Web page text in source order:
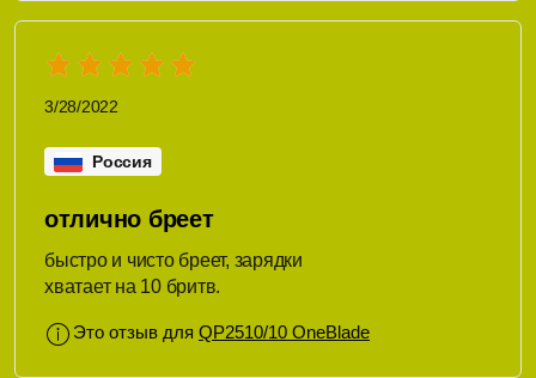
3/28/2022
Россия
отлично бреет
быстро и чисто бреет, зарядки
хватает на 10 бритв.
Это отзыв для QP2510/10 OneBlade